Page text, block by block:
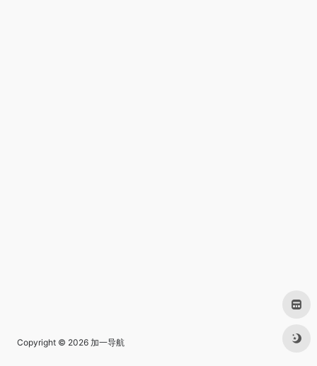
Copyright © 2026 加一导航